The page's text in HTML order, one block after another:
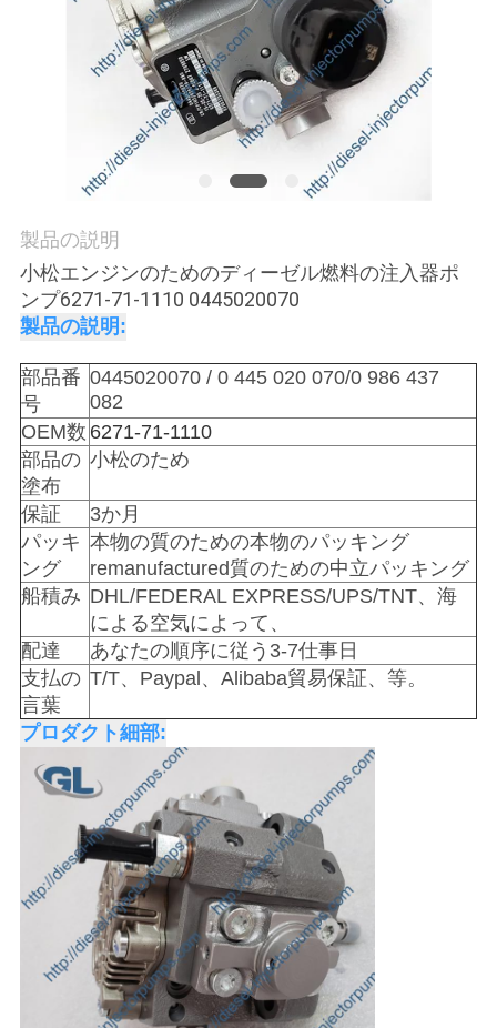
質
管
理
引
金
を
求
め
て
く
だ
地
製品の説明
小松エンジンのためのディーゼル燃料の注入器ポ
ンプ6271-71-1110 0445020070
製品の説明:
部品番
号
0445020070 / 0 445 020 070/0 986 437
082
OEM数 6271-71-1110
部品の
塗布
小松のため
保証
3か月
パッキ
ング
本物の質のための本物のパッキング
remanufactured質のための中立パッキング
船積み DHL/FEDERAL EXPRESS/UPS/TNT、海
による空気によって、
配達
あなたの順序に従う3-7仕事日
支払の
言葉
T/T、Paypal、Alibaba貿易保証、等。
プロダクト細部: